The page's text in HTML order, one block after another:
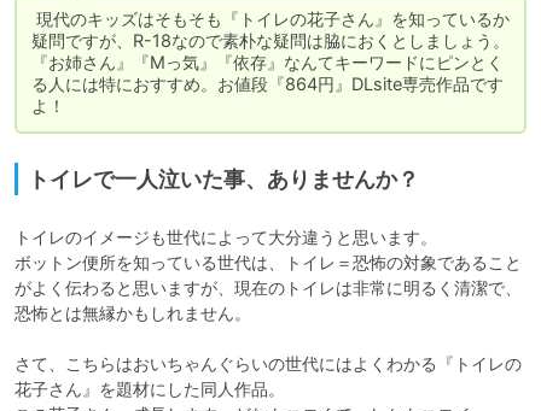
現代のキッズはそもそも『トイレの花子さん』を知っているか
疑問ですが、R-18なので素朴な疑問は脇におくとしましょう。
『お姉さん』『Mっ気』『依存』なんてキーワードにピンとく
る人には特におすすめ。お値段『864円』DLsite専売作品です
よ！
トイレで一人泣いた事、ありませんか？
トイレのイメージも世代によって大分違うと思います。
ボットン便所を知っている世代は、トイレ＝恐怖の対象であること
がよく伝わると思いますが、現在のトイレは非常に明るく清潔で、
恐怖とは無縁かもしれません。
さて、こちらはおいちゃんぐらいの世代にはよくわかる『トイレの
花子さん』を題材にした同人作品。